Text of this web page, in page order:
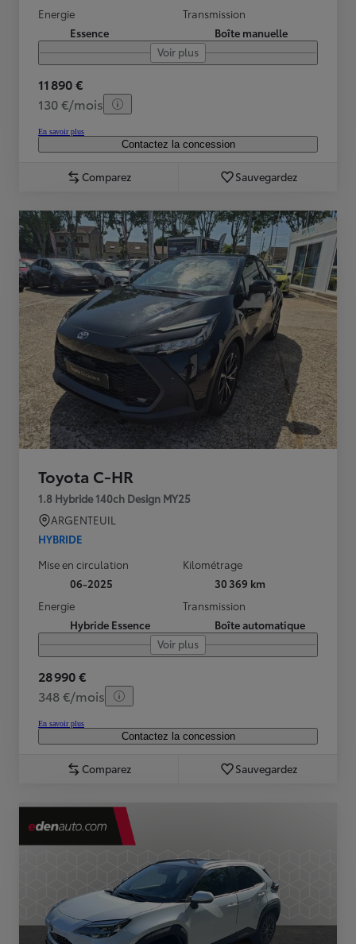
Energie
Essence
Transmission
Boîte manuelle
Voir plus
11 890 €
130 €/mois
En savoir plus
Contactez la concession
Comparez Sauvegardez
Toyota C-HR
1.8 Hybride 140ch Design MY25
ARGENTEUIL
HYBRIDE
Mise en circulation
06-2025
Kilométrage
30 369 km
Energie
Hybride Essence
Transmission
Boîte automatique
Voir plus
28 990 €
348 €/mois
En savoir plus
Contactez la concession
Comparez Sauvegardez